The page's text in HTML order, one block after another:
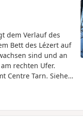
dem Verlauf des
Bett des Lézert auf
sind und an
rechten Ufer.
Centre Tarn. Siehe §